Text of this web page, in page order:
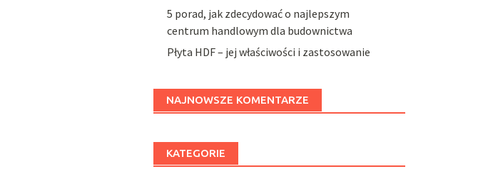
5 porad, jak zdecydować o najlepszym
centrum handlowym dla budownictwa
Płyta HDF – jej właściwości i zastosowanie
NAJNOWSZE KOMENTARZE
KATEGORIE